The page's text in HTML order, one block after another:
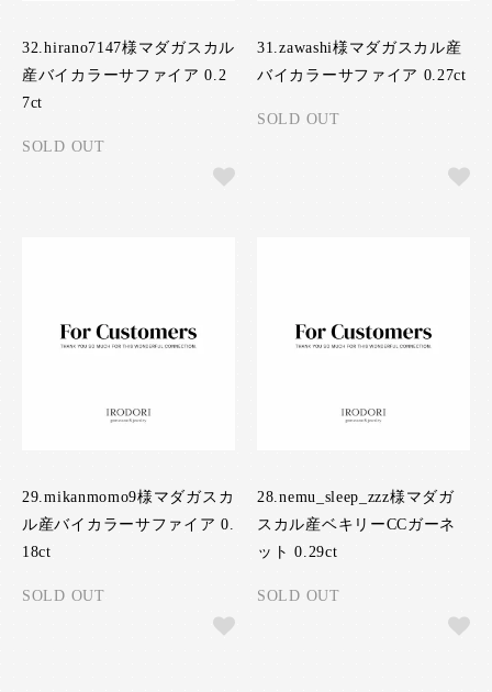
32.hirano7147様マダガスカル
産バイカラーサファイア 0.2
7ct
SOLD OUT
31.zawashi様マダガスカル産
バイカラーサファイア 0.27ct
SOLD OUT
29.mikanmomo9様マダガスカ
ル産バイカラーサファイア 0.
18ct
SOLD OUT
28.nemu_sleep_zzz様マダガ
スカル産ベキリーCCガーネ
ット 0.29ct
SOLD OUT